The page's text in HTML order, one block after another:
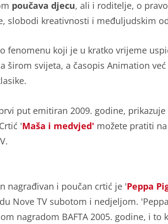
poučava djecu, ali i roditelje, o
slobodi kreativnosti i međuljudskim
fenomenu koji je u kratko vrijeme
širom svijeta, a časopis Animation
put emitiran 2009. godine, prikazuje
'Maša i medvjed' možete pratiti
nagrađivan i poučan crtić je 'Peppa
Nove TV subotom i nedjeljom.
nagradom BAFTA 2005. godine, i to